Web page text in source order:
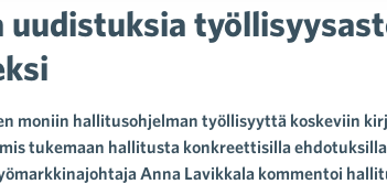
uudistuksia
moniin hallitusohjelman työllisyyttä koskeviin
tukemaan hallitusta konkreettisilla
Anna Lavikkala kommentoi